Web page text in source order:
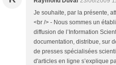
Je souhaite, par la présente,
<br /> - Nous sommes un
diffusion de l’Information
documentation, distribue, sur
de presses spécialisées
d'articles en ligne s’explique